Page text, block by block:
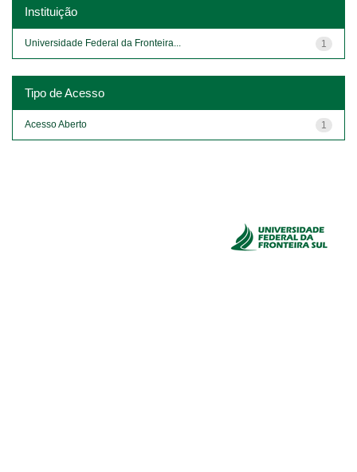
Instituição
1
Universidade Federal da Fronteira...
Tipo de Acesso
1
Acesso Aberto